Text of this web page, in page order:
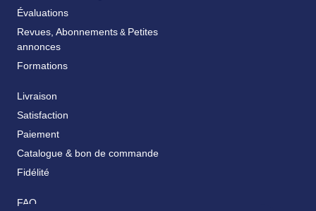
Évaluations
Revues, Abonnements & Petites
annonces
Formations
Livraison
Satisfaction
Paiement
Catalogue & bon de commande
Fidélité
FAQ